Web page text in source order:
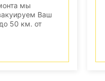
мы
Ваш
50 км. от